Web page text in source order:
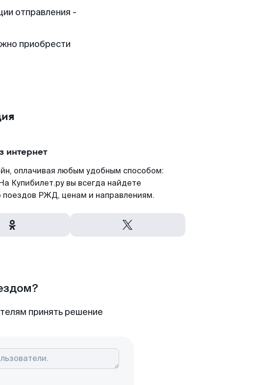
отправления -
приобрести
интернет
оплачивая любым удобным способом:
Купибилет.ру вы всегда найдете
РЖД, ценам и направлениям.
принять решение